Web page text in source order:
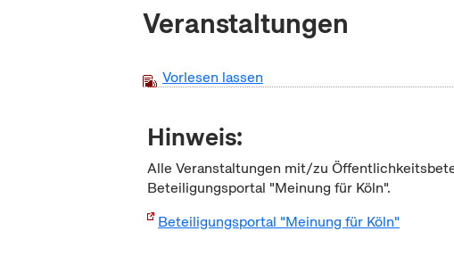
Veranstaltungen
Vorlesen lassen
Hinweis:
Alle Veranstaltungen mit/zu
Beteiligungsportal "Meinung für Köln".
Beteiligungsportal "Meinung für Köln"